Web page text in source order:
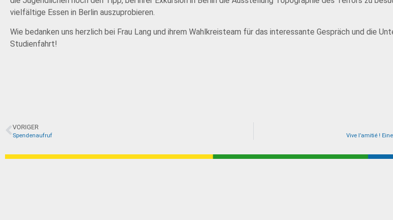
vielfältige Essen in Berlin auszuprobieren.
Wie bedanken uns herzlich bei Frau Lang und ihrem Wahlkreisteam für das interessante Gespräch und die
Studienfahrt!
VORIGER
Spendenaufruf Vive l’amitié !